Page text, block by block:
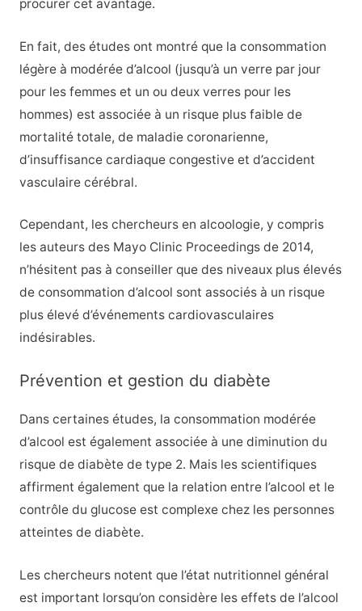
procurer cet avantage.
En fait, des études ont montré que la consommation
légère à modérée d’alcool (jusqu’à un verre par jour
pour les femmes et un ou deux verres pour les
hommes) est associée à un risque plus faible de
mortalité totale, de maladie coronarienne,
d’insuffisance cardiaque congestive et d’accident
vasculaire cérébral.
Cependant, les chercheurs en alcoologie, y compris
les auteurs des Mayo Clinic Proceedings de 2014,
n’hésitent pas à conseiller que des niveaux plus élevés
de consommation d’alcool sont associés à un risque
plus élevé d’événements cardiovasculaires
indésirables.
Prévention et gestion du diabète
Dans certaines études, la consommation modérée
d’alcool est également associée à une diminution du
risque de diabète de type 2. Mais les scientifiques
affirment également que la relation entre l’alcool et le
contrôle du glucose est complexe chez les personnes
atteintes de diabète.
Les chercheurs notent que l’état nutritionnel général
est important lorsqu’on considère les effets de l’alcool